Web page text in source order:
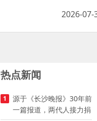
2026-07-
热点新闻
1
源于《长沙晚报》30年前
一篇报道，两代人接力捐